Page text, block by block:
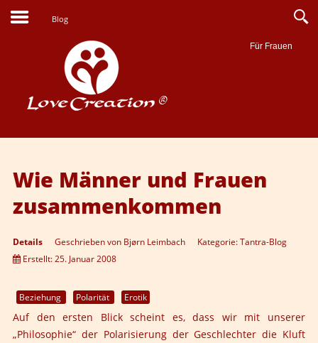
Blog
Für Frauen
Suche
Wie Männer und Frauen
zusammenkommen
Details Geschrieben von Bjørn Leimbach Kategorie:Tantra-Blog
Erstellt: 25. Januar 2008
Beziehung Polarität Erotik
Auf den ersten Blick scheint es, dass wir mit unserer
„Philosophie“ der Polarisierung der Geschlechter die Kluft